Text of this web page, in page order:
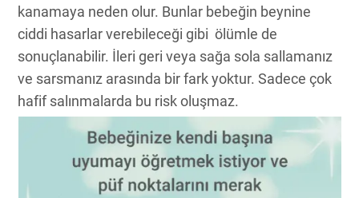
kanamaya neden olur. Bunlar bebeğin beynine
ciddi hasarlar verebileceği gibi ölümle de
sonuçlanabilir. İleri geri veya sağa sola sallamanız
ve sarsmanız arasında bir fark yoktur. Sadece çok
hafif salınmalarda bu risk oluşmaz.